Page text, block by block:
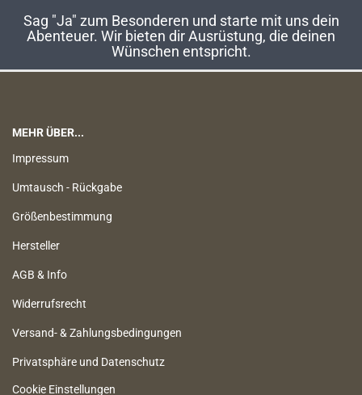
Sag "Ja" zum Besonderen und starte mit uns dein
Abenteuer. Wir bieten dir Ausrüstung, die deinen
Wünschen entspricht.
MEHR ÜBER...
Impressum
Umtausch - Rückgabe
Größenbestimmung
Hersteller
AGB & Info
Widerrufsrecht
Versand- & Zahlungsbedingungen
Privatsphäre und Datenschutz
Cookie Einstellungen